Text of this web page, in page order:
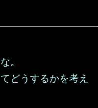
。
どうするかを考え